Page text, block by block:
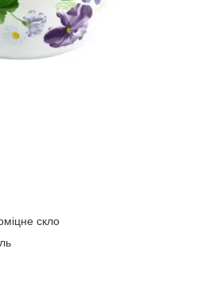
скло